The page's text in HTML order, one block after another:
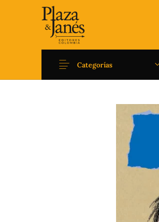
Categorías
Ficción
Literatura